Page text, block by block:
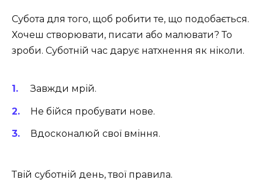
Субота для того, щоб робити те, що подобається.
Хочеш створювати, писати або малювати? То
зроби. Суботній час дарує натхнення як ніколи.
Завжди мрій.
Не бійся пробувати нове.
Вдосконалюй свої вміння.
Твій суботній день, твої правила. ️